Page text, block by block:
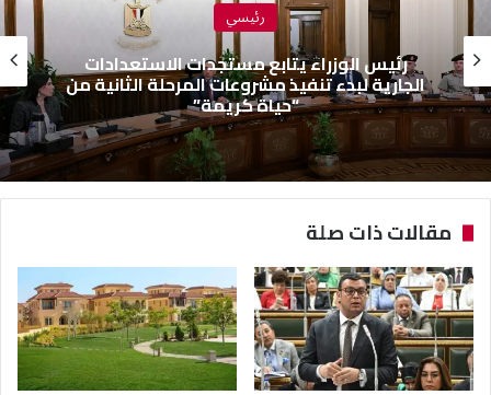
رئيسي
رئيس الوزراء يتابع مستجدات الاستعدادات
الجارية لبدء تنفيذ مشروعات المرحلة الثانية من
“حياة كريمة”
مقالات ذات صلة